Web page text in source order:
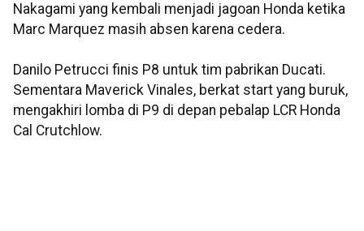
Nakagami yang kembali menjadi jagoan Honda ketika
Marc Marquez masih absen karena cedera.
Danilo Petrucci finis P8 untuk tim pabrikan Ducati.
Sementara Maverick Vinales, berkat start yang buruk,
mengakhiri lomba di P9 di depan pebalap LCR Honda
Cal Crutchlow.